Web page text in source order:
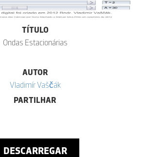
TÍTULO
Ondas Estacionárias
AUTOR
Vladimír Vaščák
PARTILHAR
DESCARREGAR